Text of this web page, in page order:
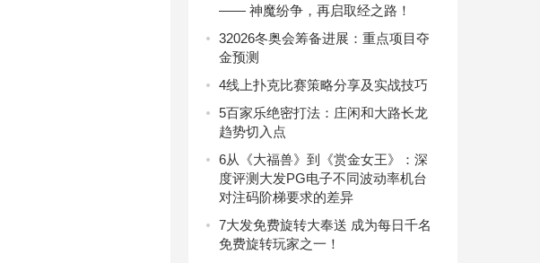
—— 神魔纷争，再启取经之路！
32026冬奥会筹备进展：重点项目夺
金预测
4线上扑克比赛策略分享及实战技巧
5百家乐绝密打法：庄闲和大路长龙
趋势切入点
6从《大福兽》到《赏金女王》：深
度评测大发PG电子不同波动率机台
对注码阶梯要求的差异
7大发免费旋转大奉送 成为每日千名
免费旋转玩家之一！